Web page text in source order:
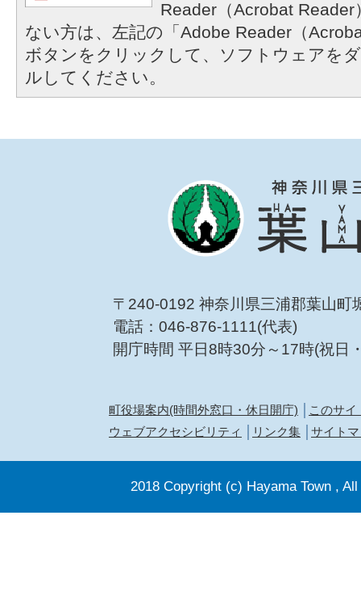
Reader（Acrobat
ない方は、左記の「Adobe Reader（
ボタンをクリックして、ソフトウェアを
ルしてください。
〒240-0192 神奈川県三浦郡葉山町
電話：046-876-1111(代表)
開庁時間 平日8時30分～17時(祝日
町役場案内(時間外窓口・休日開庁)
このサイ
ウェブアクセシビリティ
リンク集 サイト
2018 Copyright (c) Hayama Town ,